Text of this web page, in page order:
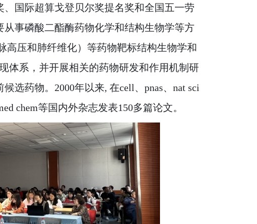
国际超算戈登贝尔奖提名奖和全国五一劳
事磷酸二酯酶药物化学和结构生物学等方
高压和肺纤维化）等药物靶标结构生物学和
体系，并开展相关的药物研发和作用机制研
选药物。2000年以来, 在cell、pnas、nat sci
chem等国内外杂志发表150多篇论文。